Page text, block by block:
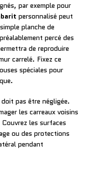
par exemple pour
personnalisé peut
planche de
percé des
de reproduire
carrelé. Fixez ce
spéciales pour
pas être négligée.
les carreaux voisins
les surfaces
ou des protections
pendant